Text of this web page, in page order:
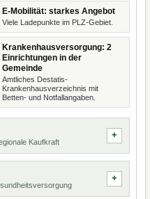
E-Mobilität: starkes Angebot
Viele Ladepunkte im PLZ-Gebiet.
Krankenhausversorgung: 2
Einrichtungen in der
Gemeinde
Amtliches Destatis-
Krankenhausverzeichnis mit
Betten- und Notfallangaben.
Kaufkraft